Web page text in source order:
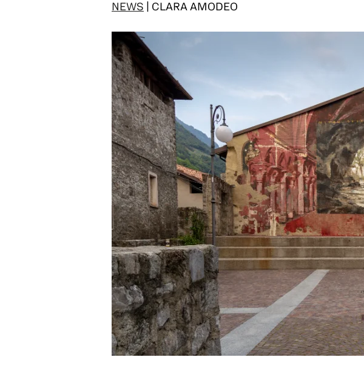
NEWS | CLARA AMODEO